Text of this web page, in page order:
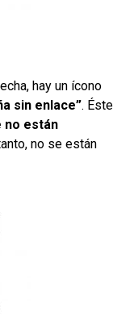
hay un ícono
sin enlace”. Éste
no están
no se están